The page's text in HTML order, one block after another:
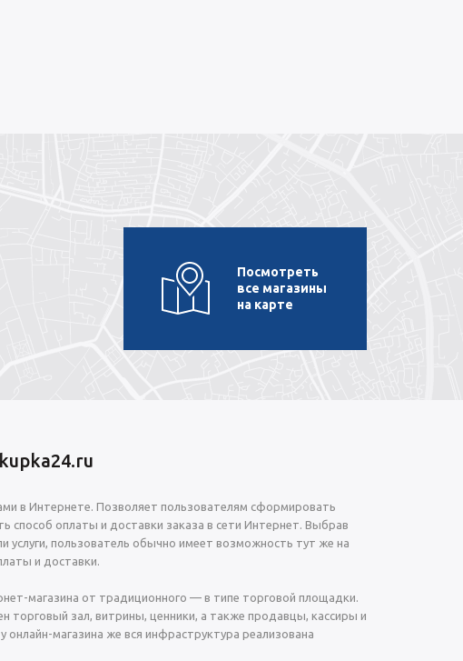
Посмотреть
все магазины
на карте
в Интернете. Позволяет пользователям сформировать
способ оплаты и доставки заказа в сети Интернет. Выбрав
услуги, пользователь обычно имеет возможность тут же на
и доставки.
магазина от традиционного — в типе торговой площадки.
торговый зал, витрины, ценники, а также продавцы, кассиры и
онлайн-магазина же вся инфраструктура реализована